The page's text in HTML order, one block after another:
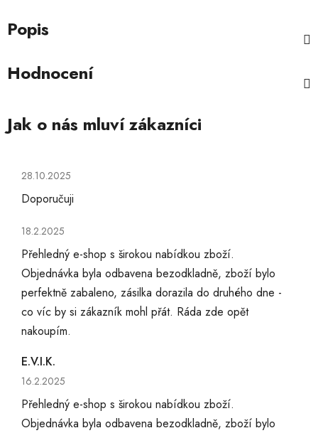
Popis
Hodnocení
Hodnocení obchodu je 5 z 5 hvězdiček.
28.10.2025
Doporučuji
Hodnocení obchodu je 5 z 5 hvězdiček.
18.2.2025
Přehledný e-shop s širokou nabídkou zboží.
Objednávka byla odbavena bezodkladně, zboží bylo
perfektně zabaleno, zásilka dorazila do druhého dne -
co víc by si zákazník mohl přát. Ráda zde opět
nakoupím.
E.V.I.K.
Hodnocení obchodu je 5 z 5 hvězdiček.
16.2.2025
Přehledný e-shop s širokou nabídkou zboží.
Objednávka byla odbavena bezodkladně, zboží bylo